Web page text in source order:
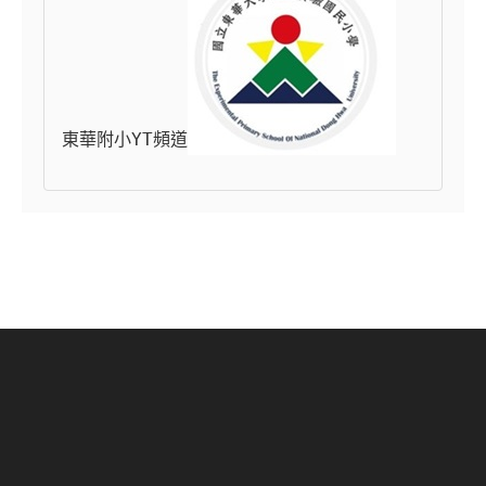
東華附小YT頻道